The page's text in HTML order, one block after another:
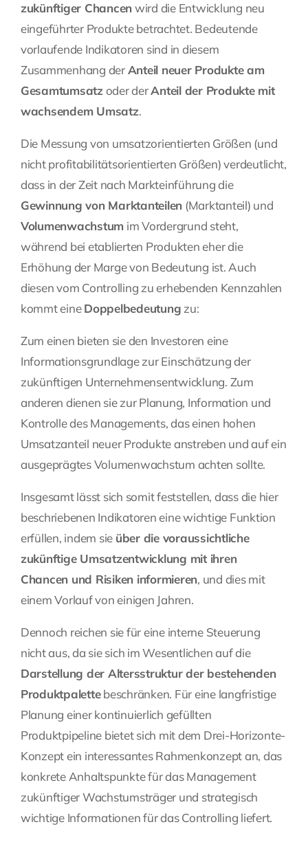
zukünftiger Chancen wird die Entwicklung neu
eingeführter Produkte betrachtet. Bedeutende
vorlaufende Indikatoren sind in diesem
Zusammenhang derAnteil neuer Produkte am
Gesamtumsatzoder derAnteil der Produkte mit
wachsendem Umsatz.
Die Messung von umsatzorientierten Größen (und
nicht profitabilitätsorientierten Größen) verdeutlicht,
dass in der Zeit nach Markteinführung die
Gewinnung von Marktanteilen (Marktanteil) und
Volumenwachstum im Vordergrund steht,
während bei etablierten Produkten eher die
Erhöhung der Marge von Bedeutung ist. Auch
diesen vom Controlling zu erhebenden Kennzahlen
kommt eineDoppelbedeutung zu:
Zum einen bieten sie den Investoren eine
Informationsgrundlage zur Einschätzung der
zukünftigen Unternehmensentwicklung. Zum
anderen dienen sie zur Planung, Information und
Kontrolle des Managements, das einen hohen
Umsatzanteil neuer Produkte anstreben und auf ein
ausgeprägtes Volumenwachstum achten sollte.
Insgesamt lässt sich somit feststellen, dass die hier
beschriebenen Indikatoren eine wichtige Funktion
erfüllen, indem sie über die voraussichtliche
zukünftige Umsatzentwicklung mit ihren
Chancen und Risiken informieren, und dies mit
einem Vorlauf von einigen Jahren.
Dennoch reichen sie für eine interne Steuerung
nicht aus, da sie sich im Wesentlichen auf die
Darstellung der Altersstruktur der bestehenden
Produktpalettebeschränken. Für eine langfristige
Planung einer kontinuierlich gefüllten
Produktpipeline bietet sich mit dem Drei-Horizonte-
Konzept ein interessantes Rahmenkonzept an, das
konkrete Anhaltspunkte für das Management
zukünftiger Wachstumsträger und strategisch
wichtige Informationen für das Controlling liefert.